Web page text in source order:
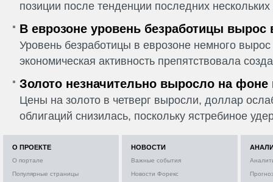
позиции после тенденции последних
В еврозоне уровень безработицы вырос
Уровень безработицы в еврозоне немного
экономическая активность препятствовала
Золото незначительно выросло на фоне
Цены на золото в четверг выросли, доллар
облигаций снизилась, поскольку ястребиное
О ПРОЕКТЕ
О портале
Популярные страницы
НОВОСТИ
Важные события
Новости Форекс